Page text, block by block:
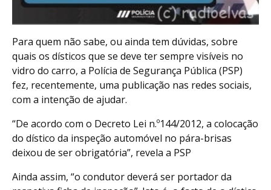
Para quem não sabe, ou ainda tem dúvidas, sobre
quais os dísticos que se deve ter sempre visíveis no
vidro do carro, a Polícia de Segurança Pública (PSP)
fez, recentemente, uma publicação nas redes sociais,
com a intenção de ajudar.
“De acordo com o Decreto Lei n.º144/2012, a colocação
do dístico da inspeção automóvel no pára-brisas
deixou de ser obrigatória”, revela a PSP
Ainda assim, “o condutor deverá ser portador da